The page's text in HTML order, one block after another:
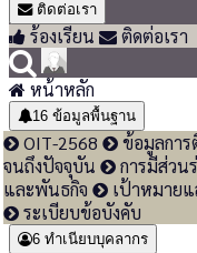
ติดต่อเรา
ร้องเรียน ติดต่อเรา
หน้าหลัก
16 ข้อมูลพื้นฐาน
OIT-2568 ข้อมูลกา
จนถึงปัจจุบัน
การมีส่วน
และพันธกิจ
เป้าหมาย
ระเบียบข้อบังคับ
6 ทำเนียบบุคลากร